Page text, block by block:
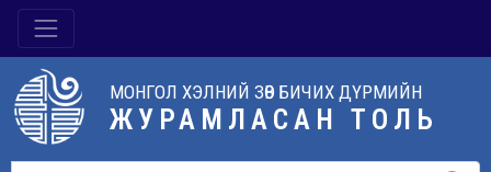
МОНГОЛ ХЭЛНИЙ ЗӨВ БИЧИХ ДҮРМИЙН
ЖУРАМЛАСАН ТОЛЬ